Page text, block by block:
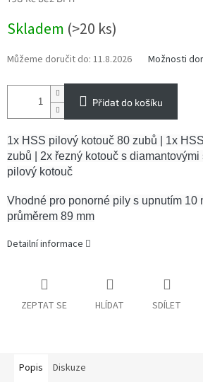
cena:
Skladem (>20 ks)
Můžeme doručit do: 11.8.2026 Možnosti
Přidat do košíku
1x HSS pilový kotouč 80 zubů | 1x
zubů | 2x řezný kotouč s
pilový kotouč
Vhodné pro ponorné pily s upnutím 10
průměrem 89 mm
Detailní informace
ZEPTAT SE HLÍDAT SDÍLET
Popis Diskuze